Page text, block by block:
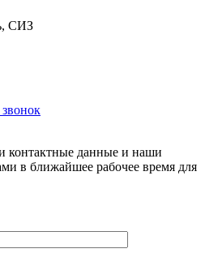
СИЗ
звонок
контактные данные и наши
в ближайшее рабочее время для